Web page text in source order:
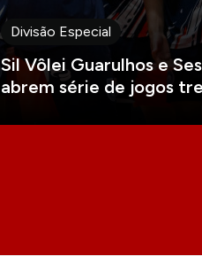
Divisão Especial
Sil Vôlei Guarulhos e
abrem série de jogos